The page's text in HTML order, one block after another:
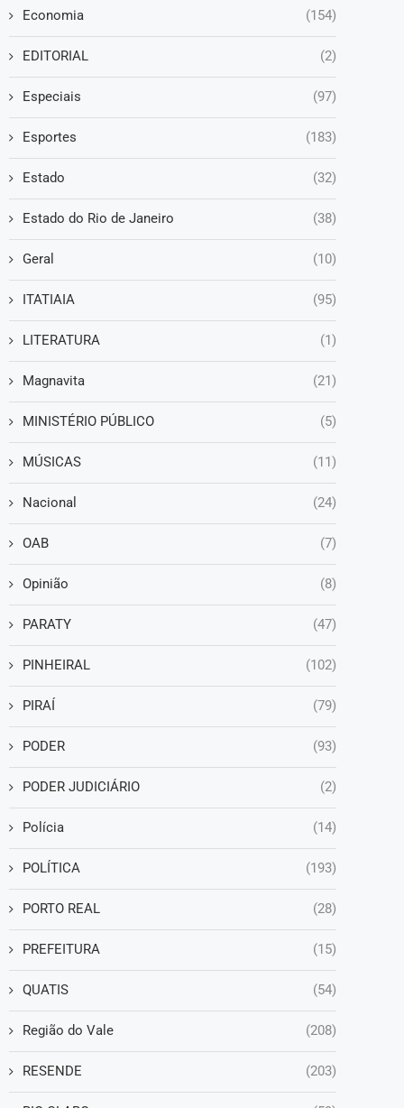
Economia (154)
EDITORIAL (2)
Especiais (97)
Esportes (183)
Estado (32)
Estado do Rio de Janeiro (38)
Geral (10)
ITATIAIA (95)
LITERATURA (1)
Magnavita (21)
MINISTÉRIO PÚBLICO (5)
MÚSICAS (11)
Nacional (24)
OAB (7)
Opinião (8)
PARATY (47)
PINHEIRAL (102)
PIRAÍ (79)
PODER (93)
PODER JUDICIÁRIO (2)
Polícia (14)
POLÍTICA (193)
PORTO REAL (28)
PREFEITURA (15)
QUATIS (54)
Região do Vale (208)
RESENDE (203)